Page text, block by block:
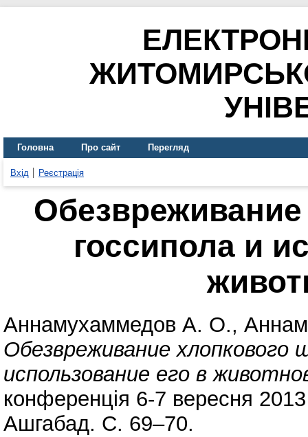
Головна Про сайт Перегляд
Вхід Реєстрація
госсипола и
Аннамухаммедов А. О.,
Обезвреживание
использование его в
конференція 6-7 вересня
Ашгабад. С. 69–70.